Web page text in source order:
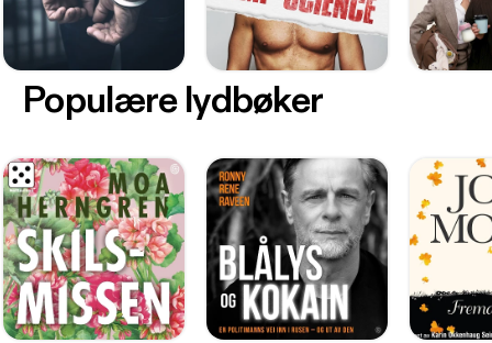
Populære lydbøker